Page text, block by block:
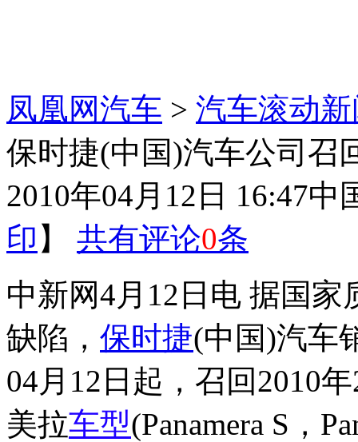
凤凰网汽车 > 汽车滚动
保时捷(中国)汽车公司召
2010年04月12日 16:47中
印 】 共有评论0条
中新网4月12日电 据国
缺陷， 保时捷(中国)汽车
04月12日起，召回2010
美拉车型(Panamera S，